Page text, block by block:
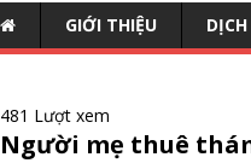
GIỚI THIỆU
481 Lượt xem
Người mẹ thuê